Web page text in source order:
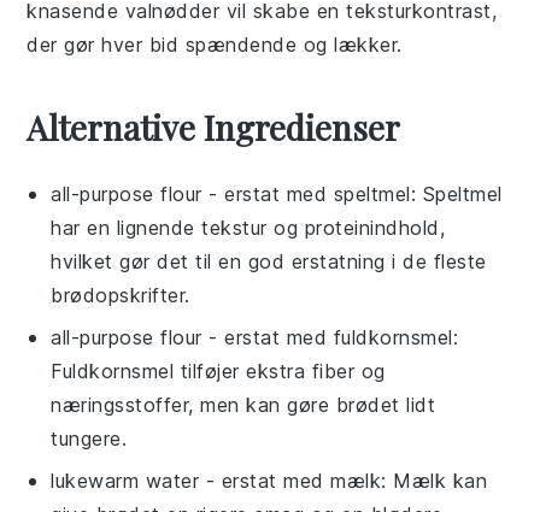
knasende valnødder vil skabe en teksturkontrast,
der gør hver bid spændende og lækker.
Alternative Ingredienser
all-purpose flour - erstat med speltmel: Speltmel
har en lignende tekstur og proteinindhold,
hvilket gør det til en god erstatning i de fleste
brødopskrifter.
all-purpose flour - erstat med fuldkornsmel:
Fuldkornsmel tilføjer ekstra fiber og
næringsstoffer, men kan gøre brødet lidt
tungere.
lukewarm water - erstat medmælk: Mælk kan